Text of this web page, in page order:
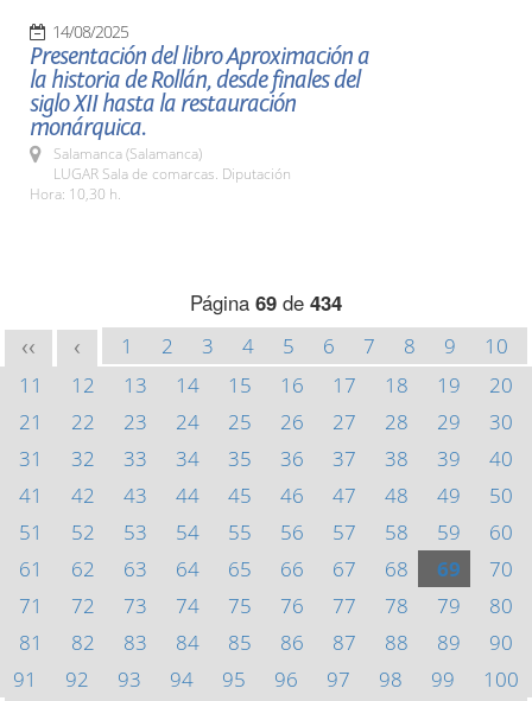
14/08/2025
Presentación del libro Aproximación a
la historia de Rollán, desde finales del
siglo XII hasta la restauración
monárquica.
Salamanca (Salamanca)
LUGAR Sala de comarcas. Diputación
Hora: 10,30 h.
Página 69 de 434
<< < 1 2 3 4 5 6 7 8 9
10
11
12 13 14 15 16 17 18 19
20
21
22 23 24 25 26 27 28 29
30
31
32 33 34 35 36 37 38 39
40
41
42 43 44 45 46 47 48 49
50
51
52 53 54 55 56 57 58 59
60
61
62 63 64 65 66 67 68 69
70
71
72 73 74 75 76 77 78 79
80
81
82 83 84 85 86 87 88 89
90
91
92 93 94 95 96 97 98 99
100